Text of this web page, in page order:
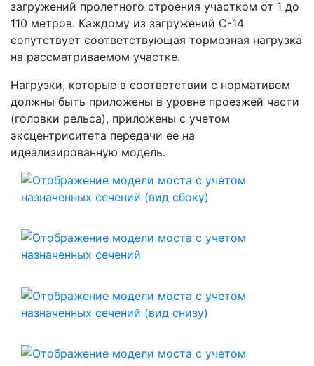
загружений пролетного строения участком от 1 до
110 метров. Каждому из загружений С-14
сопутствует соответствующая тормозная нагрузка
на рассматриваемом участке.
Нагрузки, которые в соответствии с нормативом
должны быть приложены в уровне проезжей части
(головки рельса), приложены с учетом
эксцентриситета передачи ее на
идеализированную модель.